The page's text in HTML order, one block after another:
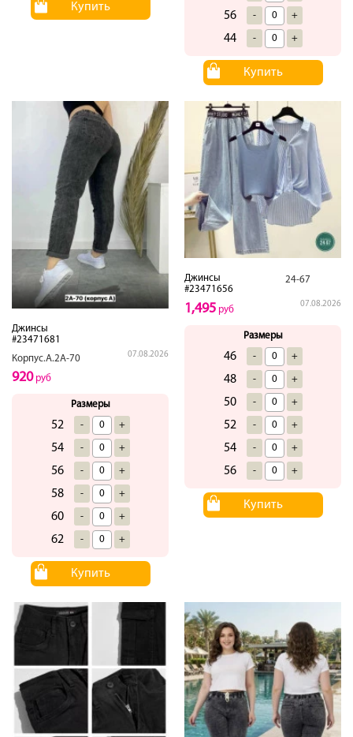
Купить
56 - +
44 - +
Купить
Джинсы
#23471681
Корпус.А.2А-70
07.08.2026
920руб
Размеры
52 - +
54 - +
56 - +
58 - +
60 - +
62 - +
Купить
Джинсы
#23471656
24-67
07.08.2026
1,495 руб
Размеры
46 - +
48 - +
50 - +
52 - +
54 - +
56 - +
Купить